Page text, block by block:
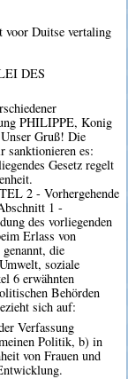
voor Duitse vertaling
DES
PHILIPPE, Konig
Gruß! Die
sanktionieren es:
Gesetz regelt
2 - Vorhergehende
1 -
des vorliegenden
Erlass von
die
soziale
6 erwähnten
Behörden
sich auf:
Verfassung
Politik, b) in
von Frauen und